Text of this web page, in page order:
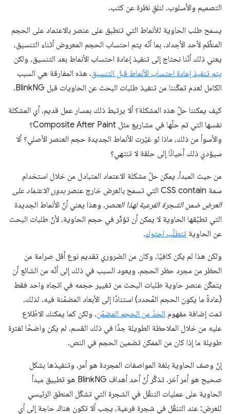
التصميم والأسلوب. لنلقِ نظرة عن كثب.
يسمح طلب الحاوية للأنماط التي تنطبق على عنصر بالاعتماد على الحجم
المنظَّم لأحد الأجداد. بما أنّه يتم احتساب الحجم المعروض أثناء التنسيق،
يعني ذلك أنّنا نحتاج إلى تنفيذ إعادة احتساب الأنماط بعد التنسيق، ولكن
يتم تنفيذ إعادة احتساب الأنماط قبل التنسيق. هذه المفارقة هي السبب
الكامل لعدم تمكّننا من تنفيذ طلبات البحث عن الحاويات قبل BlinkNG.
كيف يمكننا حلّ هذه المشكلة؟ ألا يرتبط ذلك بمسار عمل قديم، أي المشكلة
نفسها التي تم حلّها في مشاريع مثل Composite After Paint؟
والأسوأ من ذلك، ماذا لو غيّرت الأنماط الجديدة حجم العنصر الأصلي؟ ألا
سيؤدي ذلك أحيانًا إلى حلقة لا تنتهي؟
من حيث المبدأ، يمكن حلّ مشكلة الاعتماد المتبادل من خلال استخدام
سمة CSS contain التي تسمح بالعرض خارج عنصر
بدون الاعتماد على
العرض ضمن الشجرة الفرعية لهذا العنصر . وهذا يعني أنّ الأنماط الجديدة
التي تطبّقها الحاوية لا يمكن أن تؤثّر في حجم الحاوية، لأنّ طلبات البحث
عن الحاوية تتطلّب احتواء.
ولكن هذا لم يكن كافيًا، وكان من الضروري تقديم نوع أقل صرامة من
الحظر من مجرد حظر الحجم. ويعود السبب في ذلك إلى أنّه من الشائع أن
يتمكّن عنصر حاوية طلبات البحث من تغيير حجمه في اتجاه واحد فقط
(عادةً ما يكون الحجم المُحدد) استنادًا إلى الأبعاد المضمّنة فيه. لذلك،
تمت إضافة مفهوم الحدّ من الحجم المضمّن. ولكن كما يمكنك الاطّلاع
عليه من خلال الملاحظة الطويلة جدًا في ذلك القسم، لم يكن واضحًا لفترة
طويلة ما إذا كان من الممكن تضمين الحجم في النص.
إنّ وصف الحاوية بلغة المواصفات المجردة هو أمر، وتنفيذها بشكل
صحيح هو أمر آخر. تذكَّر أنّ أحد أهداف BlinkNG هو تطبيق مبدأ
الحاوية على عمليات التنقّل في الشجرة التي تشكّل المنطق الرئيسي
للعرض: عند التنقّل في شجرة فرعية، يجب ألا تكون هناك حاجة إلى أي